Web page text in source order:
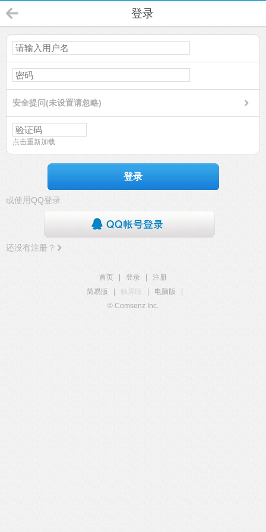
登录
安全提问(未设置请忽略)
点击重新加载
登录
或使用QQ登录
还没有注册？
首页 登录
注册
简易版
触屏版 电脑版
© Comsenz Inc.